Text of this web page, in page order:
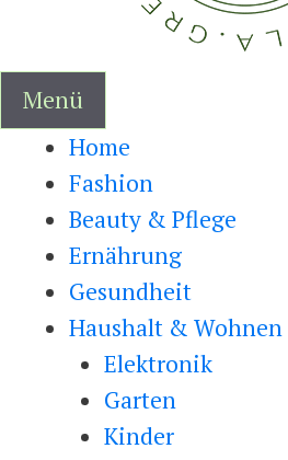
Menü
Home
Fashion
Beauty & Pflege
Ernährung
Gesundheit
Haushalt & Wohnen
Elektronik
Garten
Kinder